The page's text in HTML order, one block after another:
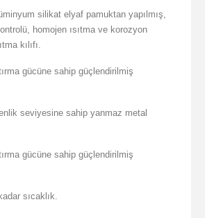
silikat elyaf pamuktan yapılmış,
homojen ısıtma ve korozyon
kılıfı.
gücüne sahip güçlendirilmiş
seviyesine sahip yanmaz metal
gücüne sahip güçlendirilmiş
sıcaklık.